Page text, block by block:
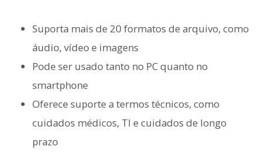
Suporta mais de 20 formatos de arquivo, como
áudio, vídeo e imagens
Pode ser usado tanto no PC quanto no
smartphone
Oferece suporte a termos técnicos, como
cuidados médicos, TI e cuidados de longo
prazo